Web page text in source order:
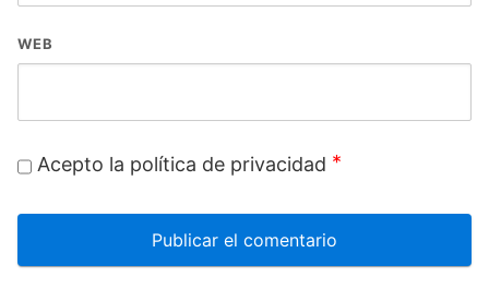
WEB
Acepto la política de privacidad *